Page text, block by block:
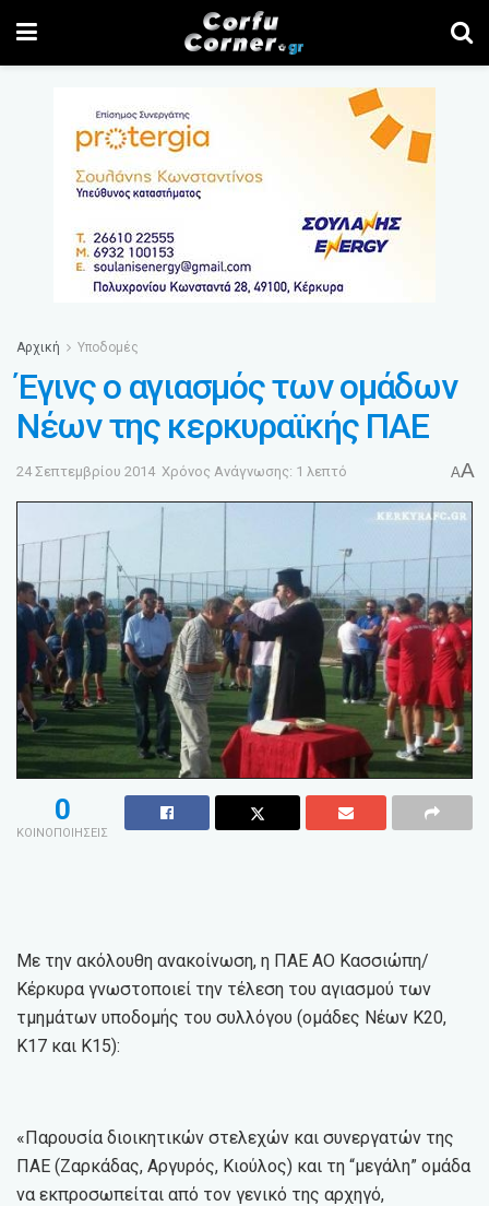
Αρχική Υποδομές
Έγινς ο αγιασμός των ομάδων
Νέων της κερκυραϊκής ΠΑΕ
24 Σεπτεμβρίου 2014 Χρόνος Ανάγνωσης: 1 λεπτό AA
0
ΚΟΙΝΟΠΟΙΗΣΕΙΣ
Με την ακόλουθη ανακοίνωση, η ΠΑΕ ΑΟ Κασσιώπη/
Κέρκυρα γνωστοποιεί την τέλεση του αγιασμού των
τμημάτων υποδομής του συλλόγου (ομάδες Νέων Κ20,
Κ17 και Κ15):
«Παρουσία διοικητικών στελεχών και συνεργατών της
ΠΑΕ (Ζαρκάδας, Αργυρός, Κιούλος) και τη “μεγάλη” ομάδα
να εκπροσωπείται από τον γενικό της αρχηγό,